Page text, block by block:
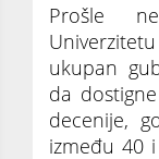
Prošle
ukupan
da
decenije,
između 40